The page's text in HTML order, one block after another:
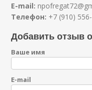
E-mail:
Телефон: +7 (910)
Добавить отзыв
Ваше имя
E-mail